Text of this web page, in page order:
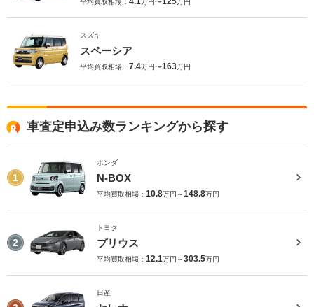
スズキ
スペーシア
平均買取相場： 7.4万円〜163万円
車査定申込み数ランキングから探す
1
ホンダ
N-BOX
平均買取相場： 10.8万円～148.8万円
2
トヨタ
プリウス
平均買取相場： 12.1万円～303.5万円
日産